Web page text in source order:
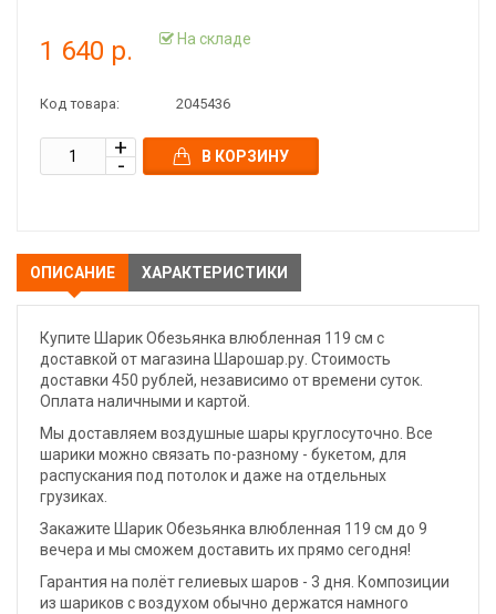
1 640 р. На складе
Код товара: 2045436
В КОРЗИНУ
ОПИСАНИЕ ХАРАКТЕРИСТИКИ
Купите Шарик Обезьянка влюбленная 119 см с
доставкой от магазина Шарошар.ру. Стоимость
доставки 450 рублей, независимо от времени суток.
Оплата наличными и картой.
Мы доставляем воздушные шары круглосуточно. Все
шарики можно связать по-разному - букетом, для
распускания под потолок и даже на отдельных
грузиках.
Закажите Шарик Обезьянка влюбленная 119 см до 9
вечера и мы сможем доставить их прямо сегодня!
Гарантия на полёт гелиевых шаров - 3 дня. Композиции
из шариков с воздухом обычно держатся намного